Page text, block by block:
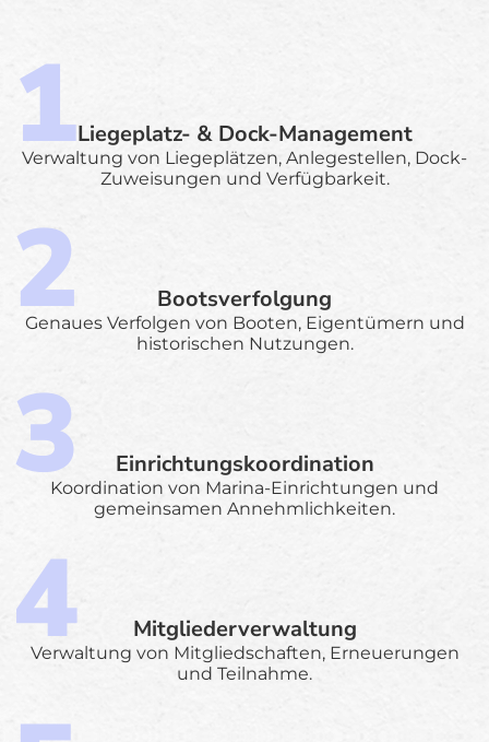
Liegeplatz- & Dock-Management
Verwaltung von Liegeplätzen, Anlegestellen, Dock-
Zuweisungen und Verfügbarkeit.
Bootsverfolgung
Genaues Verfolgen von Booten, Eigentümern und
historischen Nutzungen.
Einrichtungskoordination
Koordination von Marina-Einrichtungen und
gemeinsamen Annehmlichkeiten.
Mitgliederverwaltung
Verwaltung von Mitgliedschaften, Erneuerungen
und Teilnahme.